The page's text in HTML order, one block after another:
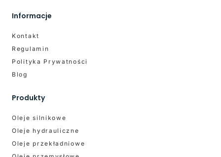
Informacje
Kontakt
Regulamin
Polityka Prywatności
Blog
Produkty
Oleje silnikowe
Oleje hydrauliczne
Oleje przekładniowe